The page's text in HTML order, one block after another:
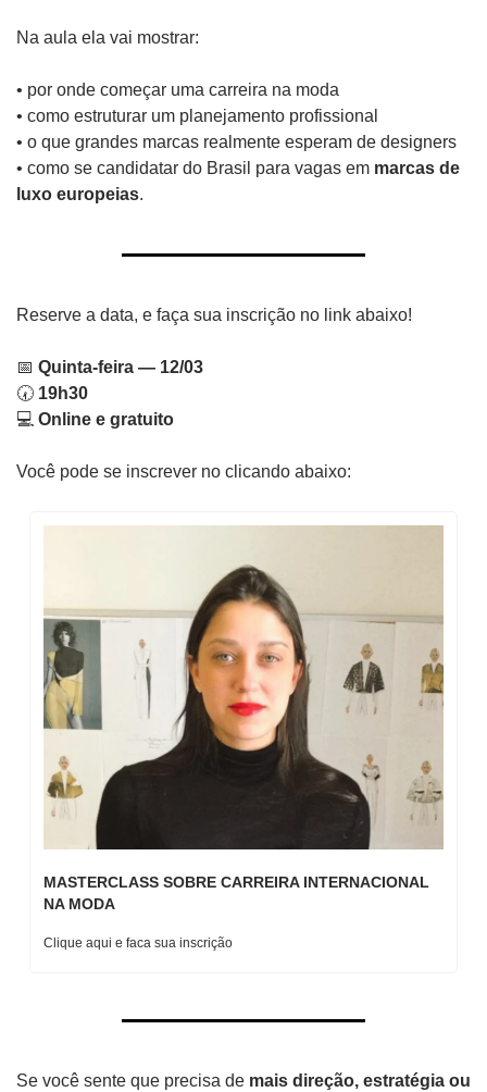
Na aula ela vai mostrar:
• por onde começar uma carreira na moda
• como estruturar um planejamento profissional
• o que grandes marcas realmente esperam de designers
• como se candidatar do Brasil para vagas em marcas de
luxo europeias.
Reserve a data, e faça sua inscrição no link abaixo!
📅 Quinta-feira — 12/03
🕢 19h30
💻 Online e gratuito
Você pode se inscrever no clicando abaixo:
MASTERCLASS SOBRE CARREIRA INTERNACIONAL
NA MODA
Clique aqui e faca sua inscrição
Se você sente que precisa de mais direção, estratégia ou